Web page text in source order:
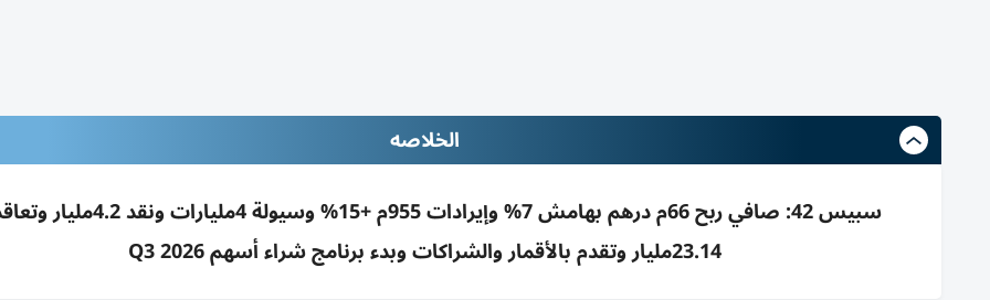
الخلاصه
سبيس 42: صافي ربح 66م درهم بهامش 7% وإيرادات 955م +15% وسيولة
23.14مليار وتقدم بالأقمار والشراكات وبدء برنامج شراء أسهم 2026 Q3